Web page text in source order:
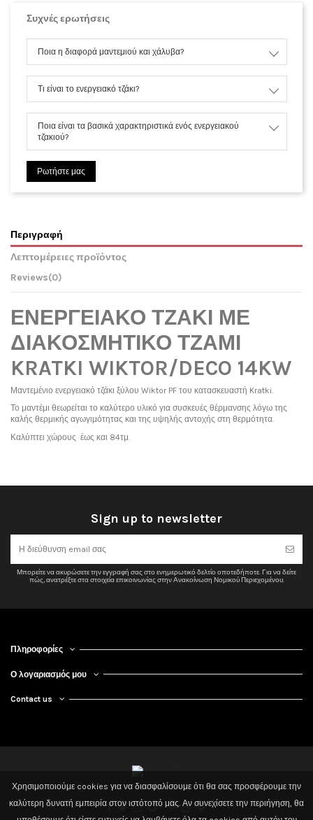
Συχνές ερωτήσεις
Ποια η διαφορά μαντεμιού και χάλυβα?
Τι είναι το ενεργειακό τζάκι?
Ποια είναι τα βασικά χαρακτηριστικά ενός ενεργειακού
τζακιού?
Ρωτήστε μας
Περιγραφή
Λεπτομέρειες προϊόντος
Reviews(0)
ΕΝΕΡΓΕΙΑΚΟ ΤΖΑΚΙ ΜΕ
ΔΙΑΚΟΣΜΗΤΙΚΟ ΤΖΑΜΙ
KRATKI WIKTOR/DECO 14KW
Μαντεμένιο ενεργειακό τζάκι ξύλου Wiktor PF του κατασκευαστή Kratki.
Το μαντέμι θεωρείται το καλύτερο υλικό για συσκευές θέρμανσης λόγω της
καλής θερμικής αγωγιμότητας και της υψηλής αντοχής στη θερμότητα.
Καλύπτει χώρους έως και 84τμ.
Διάμετρος εξόδου καυσαερίων 200 mm
Καύσιμο Ξύλο / Μπρικέτα
Υλικό Μαντέμι
Ενεργειακή κλάση
Ετοιμοπαράδοτα Όχι
Sign up to newsletter
Μπορείτε να ακυρώσετε την εγγραφή σας στο ενημερωτικό δελτίο οποτεδήποτε. Για να δείτε
πώς, ανατρέξτε στα στοιχεία επικοινωνίας στην Ανακοίνωση Νομικού Περιεχομένου.
Πληροφορίες
Ο λογαριασμός μου
Contact us
2020 Powered by 3dd. Design By Tsilis. All Rights Reserved
Χρησιμοποιούμε cookies για να διασφαλίσουμε ότι θα σας προσφέρουμε την
καλύτερη δυνατή εμπειρία στον ιστότοπό μας. Αν συνεχίσετε την περιήγηση, θα